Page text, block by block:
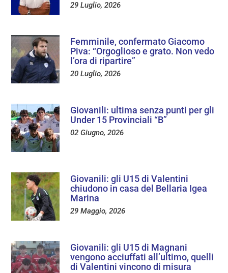
29 Luglio, 2026
Femminile, confermato Giacomo
Piva: “Orgoglioso e grato. Non vedo
l’ora di ripartire”
20 Luglio, 2026
Giovanili: ultima senza punti per gli
Under 15 Provinciali “B”
02 Giugno, 2026
Giovanili: gli U15 di Valentini
chiudono in casa del Bellaria Igea
Marina
29 Maggio, 2026
Giovanili: gli U15 di Magnani
vengono acciuffati all’ultimo, quelli
di Valentini vincono di misura